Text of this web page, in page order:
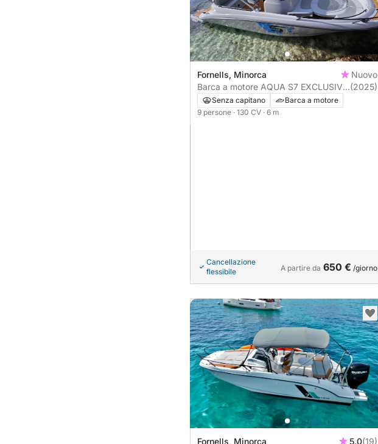
Fornells, Minorca
Nuovo
Barca a motore AQUA S7 EXCLUSIVE
130CV
(2025)
Senza capitano
Barca a motore
9 persone · 130 CV · 6 m
Cancellazione
flessibile
A partire da 650 € /giorno
Fornells, Minorca 5.0(19)